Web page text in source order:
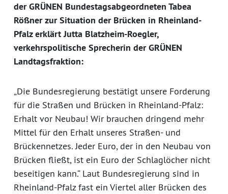
der GRÜNEN Bundestagsabgeordneten Tabea
Rößner zur Situation der Brücken in Rheinland-
Pfalz erklärt Jutta Blatzheim-Roegler,
verkehrspolitische Sprecherin der GRÜNEN
Landtagsfraktion:
„Die Bundesregierung bestätigt unsere Forderung
für die Straßen und Brücken in Rheinland-Pfalz:
Erhalt vor Neubau! Wir brauchen dringend mehr
Mittel für den Erhalt unseres Straßen- und
Brückennetzes. Jeder Euro, der in den Neubau von
Brücken fließt, ist ein Euro der Schlaglöcher nicht
beseitigen kann.“ Laut Bundesregierung sind in
Rheinland-Pfalz fast ein Viertel aller Brücken des